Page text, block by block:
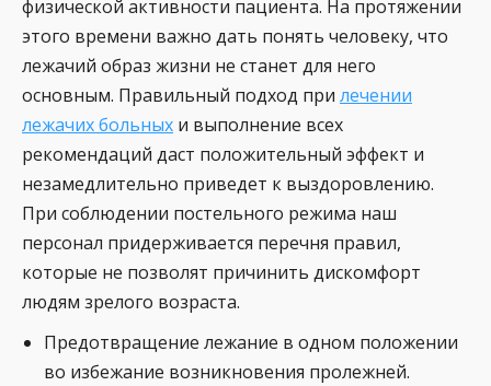
физической активности пациента. На протяжении
этого времени важно дать понять человеку, что
лежачий образ жизни не станет для него
основным. Правильный подход при лечении
лежачих больных и выполнение всех
рекомендаций даст положительный эффект и
незамедлительно приведет к выздоровлению.
При соблюдении постельного режима наш
персонал придерживается перечня правил,
которые не позволят причинить дискомфорт
людям зрелого возраста.
Предотвращение лежание в одном положении
во избежание возникновения пролежней.